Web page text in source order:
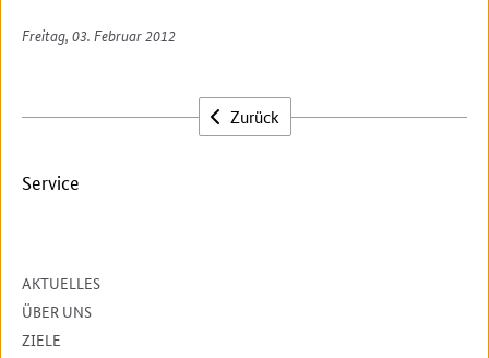
Freitag, 03. Februar 2012
Zurück
Service
AKTUELLES
ÜBER UNS
ZIELE